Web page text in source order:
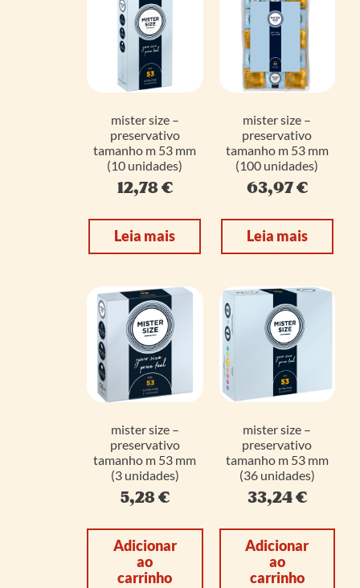
mister size –
preservativo
tamanho m 53 mm
(10 unidades)
12,78€
Leia mais
mister size –
preservativo
tamanho m 53 mm
(100 unidades)
63,97€
Leia mais
mister size –
preservativo
tamanho m 53 mm
(3 unidades)
5,28€
Adicionar
ao
carrinho
mister size –
preservativo
tamanho m 53 mm
(36 unidades)
33,24€
Adicionar
ao
carrinho